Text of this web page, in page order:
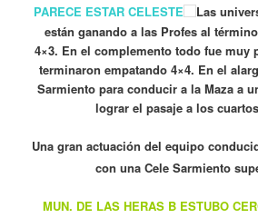
PARECE ESTAR CELESTE
Las
están ganando a las Profes al
4×3. En el complemento todo fue muy
terminaron empatando 4×4. En el
Sarmiento para conducir a la Maza a
lograr el pasaje a los
Una gran actuación del equipo
con una Cele Sarmiento
MUN. DE LAS HERAS B ESTUBO